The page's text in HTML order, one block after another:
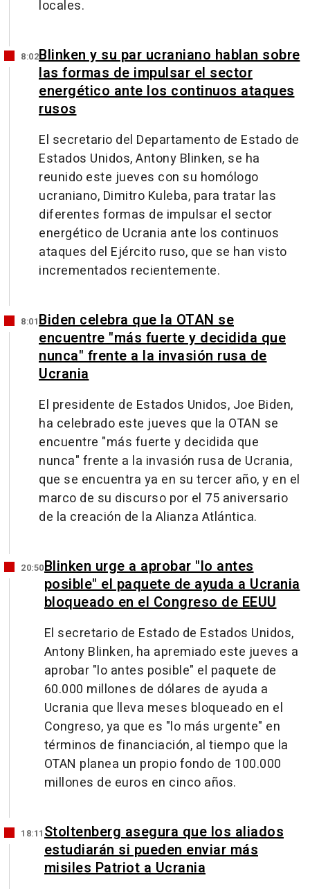
locales.
8:02Blinken y su par ucraniano hablan sobre
las formas de impulsar el sector
energético ante los continuos ataques
rusos
El secretario del Departamento de Estado de
Estados Unidos, Antony Blinken, se ha
reunido este jueves con su homólogo
ucraniano, Dimitro Kuleba, para tratar las
diferentes formas de impulsar el sector
energético de Ucrania ante los continuos
ataques del Ejército ruso, que se han visto
incrementados recientemente.
8:01Biden celebra que la OTAN se
encuentre "más fuerte y decidida que
nunca" frente a la invasión rusa de
Ucrania
El presidente de Estados Unidos, Joe Biden,
ha celebrado este jueves que la OTAN se
encuentre "más fuerte y decidida que
nunca" frente a la invasión rusa de Ucrania,
que se encuentra ya en su tercer año, y en el
marco de su discurso por el 75 aniversario
de la creación de la Alianza Atlántica.
20:50Blinken urge a aprobar "lo antes
posible" el paquete de ayuda a Ucrania
bloqueado en el Congreso de EEUU
El secretario de Estado de Estados Unidos,
Antony Blinken, ha apremiado este jueves a
aprobar "lo antes posible" el paquete de
60.000 millones de dólares de ayuda a
Ucrania que lleva meses bloqueado en el
Congreso, ya que es "lo más urgente" en
términos de financiación, al tiempo que la
OTAN planea un propio fondo de 100.000
millones de euros en cinco años.
18:11Stoltenberg asegura que los aliados
estudiarán si pueden enviar más
misiles Patriot a Ucrania